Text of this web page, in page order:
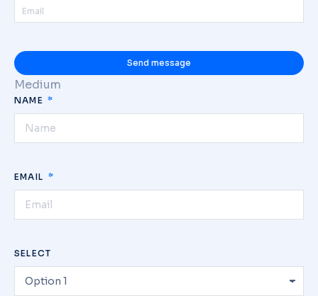
Send message
Medium
NAME
EMAIL
SELECT